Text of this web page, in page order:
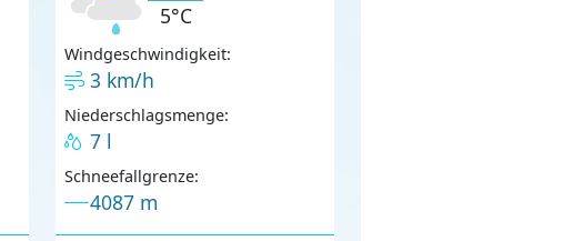
5°C
Windgeschwindigkeit:
3 km/h
Niederschlagsmenge:
7 l
Schneefallgrenze:
4087 m